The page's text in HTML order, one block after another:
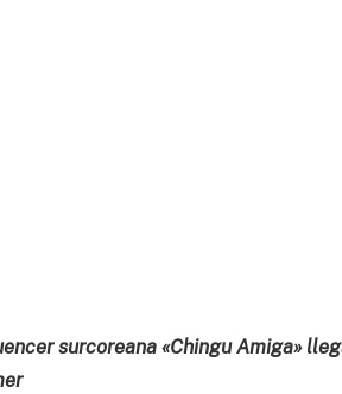
surcoreana «Chingu Amiga»